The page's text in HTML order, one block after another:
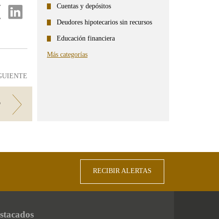
Compartir
en
Cuentas y depósitos
Deudores hipotecarios sin recursos
Educación financiera
Más categorías
RECIBIR ALERTAS